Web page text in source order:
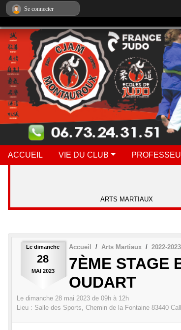
ACCUEIL VIE DU CLUB
ARTS MARTIAUX
Le dimanche
28
MAI 2023
Accueil Arts Martiaux 2022-2023
7ÈME STAGE
OUDART
Le dimanche 28 mai 2023 de 09h à 12h
Lieu : Salle des Sports, Chemin de la Fontaine 83440
Se connecter
Panneau de gestion des cookies